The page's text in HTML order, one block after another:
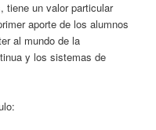
tiene un valor particular
aporte de los alumnos
al mundo de la
y los sistemas de